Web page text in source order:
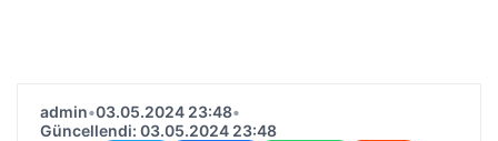
admin•03.05.2024 23:48•
Güncellendi: 03.05.2024 23:48